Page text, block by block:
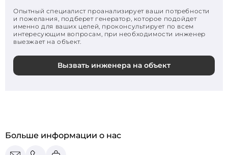
Опытный специалист проанализирует ваши потребности
и пожелания, подберет генератор, которое подойдет
именно для ваших целей, проконсультирует по всем
интересующим вопросам, при необходимости инженер
выезжает на объект.
Вызвать инженера на объект
Больше информации о нас